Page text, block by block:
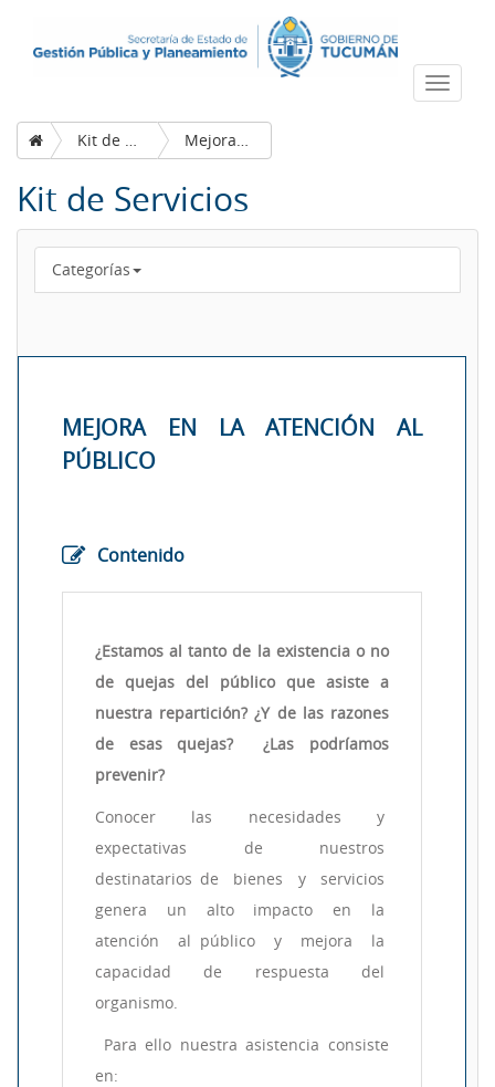
Kit de Servicios
Mejora en la atención al público
Kit de Servicios
Categorías
MEJORA EN LA ATENCIÓN AL
PÚBLICO
Contenido
¿Estamos al tanto de la existencia o no
de quejas del público que asiste a
nuestra repartición? ¿Y de las razones
de esas quejas? ¿Las podríamos
prevenir?
Conocer las necesidades y
expectativas de nuestros
destinatarios de bienes y servicios
genera un alto impacto en la
atención al público y mejora la
capacidad de respuesta del
organismo.
Para ello nuestra asistencia consiste
en: